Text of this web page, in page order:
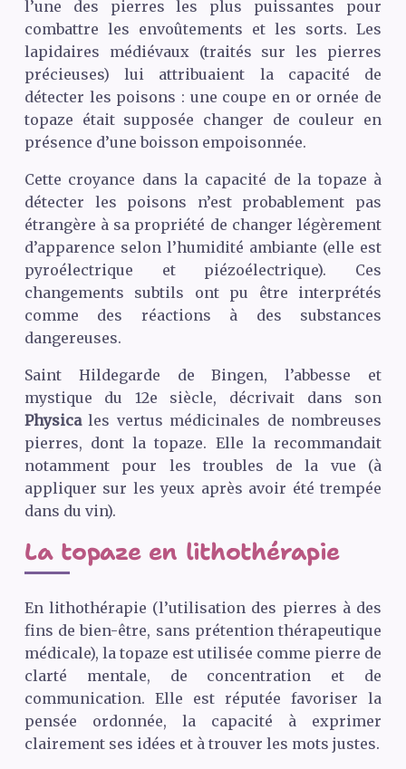
l’une des pierres les plus puissantes pour
combattre les envoûtements et les sorts. Les
lapidaires médiévaux (traités sur les pierres
précieuses) lui attribuaient la capacité de
détecter les poisons : une coupe en or ornée de
topaze était supposée changer de couleur en
présence d’une boisson empoisonnée.
Cette croyance dans la capacité de la topaze à
détecter les poisons n’est probablement pas
étrangère à sa propriété de changer légèrement
d’apparence selon l’humidité ambiante (elle est
pyroélectrique et piézoélectrique). Ces
changements subtils ont pu être interprétés
comme des réactions à des substances
dangereuses.
Saint Hildegarde de Bingen, l’abbesse et
mystique du 12e siècle, décrivait dans son
Physicales vertus médicinales de nombreuses
pierres, dont la topaze. Elle la recommandait
notamment pour les troubles de la vue (à
appliquer sur les yeux après avoir été trempée
dans du vin).
La topaze en lithothérapie
En lithothérapie (l’utilisation des pierres à des
fins de bien-être, sans prétention thérapeutique
médicale), la topaze est utilisée comme pierre de
clarté mentale, de concentration et de
communication. Elle est réputée favoriser la
pensée ordonnée, la capacité à exprimer
clairement ses idées et à trouver les mots justes.